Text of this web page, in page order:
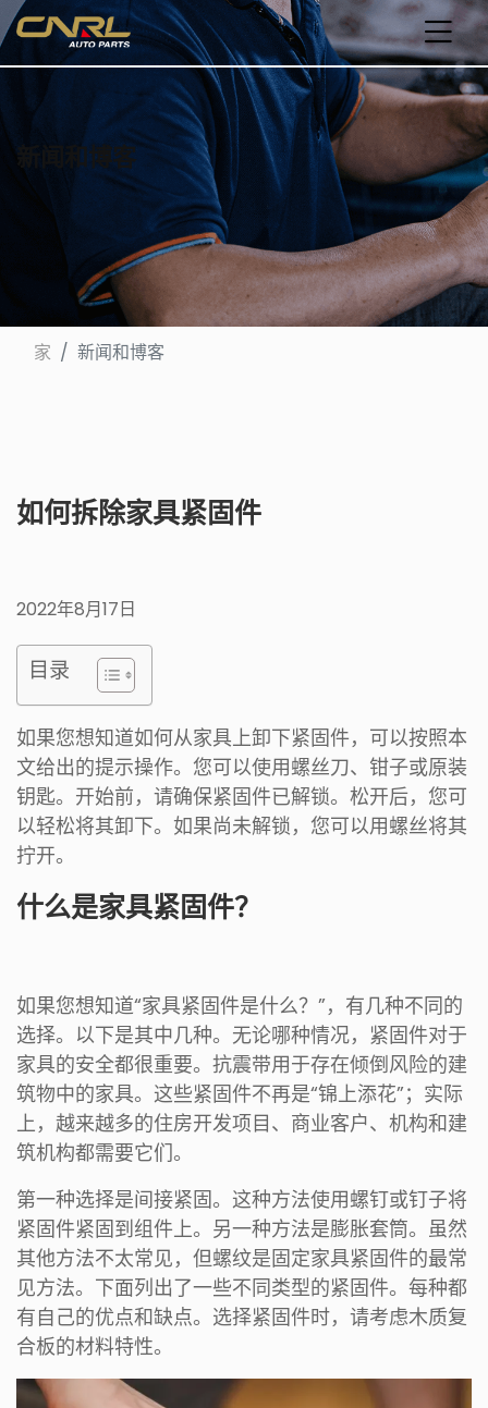
新闻和博客
家 新闻和博客
如何拆除家具紧固件
2022年8月17日
目录
如果您想知道如何从家具上卸下紧固件，可以按照本
文给出的提示操作。您可以使用螺丝刀、钳子或原装
钥匙。开始前，请确保紧固件已解锁。松开后，您可
以轻松将其卸下。如果尚未解锁，您可以用螺丝将其
拧开。
什么是家具紧固件？
如果您想知道“家具紧固件是什么？”，有几种不同的
选择。以下是其中几种。无论哪种情况，紧固件对于
家具的安全都很重要。抗震带用于存在倾倒风险的建
筑物中的家具。这些紧固件不再是“锦上添花”；实际
上，越来越多的住房开发项目、商业客户、机构和建
筑机构都需要它们。
第一种选择是间接紧固。这种方法使用螺钉或钉子将
紧固件紧固到组件上。另一种方法是膨胀套筒。虽然
其他方法不太常见，但螺纹是固定家具紧固件的最常
见方法。下面列出了一些不同类型的紧固件。每种都
有自己的优点和缺点。选择紧固件时，请考虑木质复
合板的材料特性。